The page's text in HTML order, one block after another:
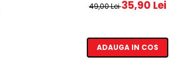
49,00 Lei35,90 Lei
ADAUGA IN COS